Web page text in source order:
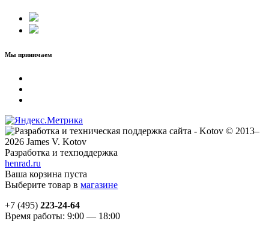
Мы принимаем
© 2013–
2026 James V. Kotov
Разработка и техподдержка
henrad.ru
Ваша корзина пуста
Выберите товар в магазине
+7 (495) 223-24-64
Время работы: 9:00 — 18:00